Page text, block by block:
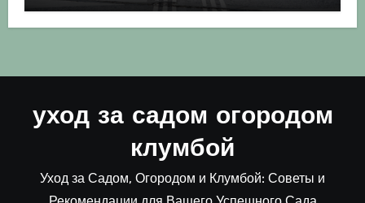
уход за садом огородом
клумбой
Уход за Садом, Огородом и Клумбой: Советы и